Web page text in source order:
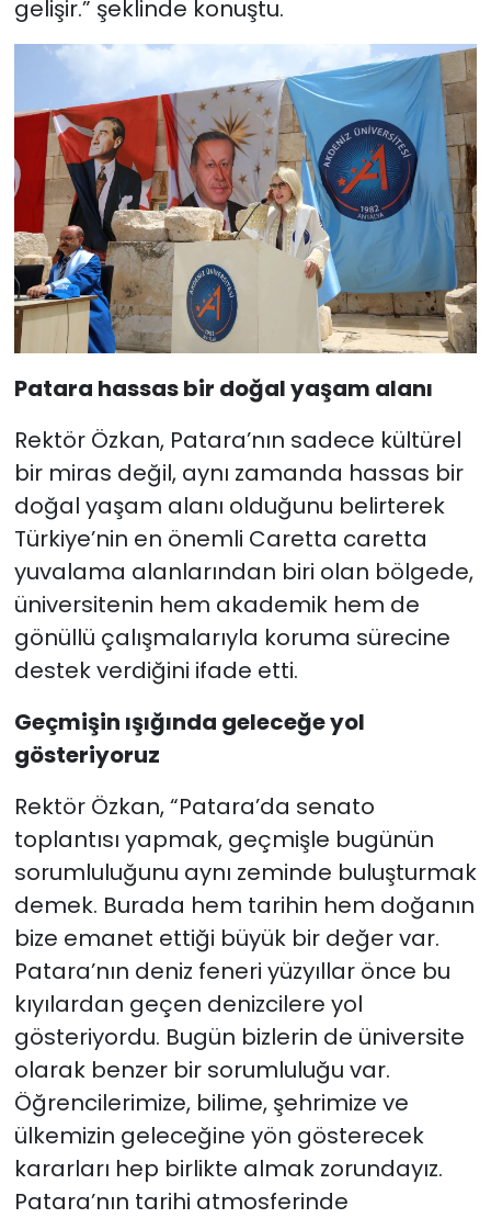
gelişir.” şeklinde konuştu.
Patara hassas bir doğal yaşam alanı
Rektör Özkan, Patara’nın sadece kültürel
bir miras değil, aynı zamanda hassas bir
doğal yaşam alanı olduğunu belirterek
Türkiye’nin en önemli Caretta caretta
yuvalama alanlarından biri olan bölgede,
üniversitenin hem akademik hem de
gönüllü çalışmalarıyla koruma sürecine
destek verdiğini ifade etti.
Geçmişin ışığında geleceğe yol
gösteriyoruz
Rektör Özkan, “Patara’da senato
toplantısı yapmak, geçmişle bugünün
sorumluluğunu aynı zeminde buluşturmak
demek. Burada hem tarihin hem doğanın
bize emanet ettiği büyük bir değer var.
Patara’nın deniz feneri yüzyıllar önce bu
kıyılardan geçen denizcilere yol
gösteriyordu. Bugün bizlerin de üniversite
olarak benzer bir sorumluluğu var.
Öğrencilerimize, bilime, şehrimize ve
ülkemizin geleceğine yön gösterecek
kararları hep birlikte almak zorundayız.
Patara’nın tarihi atmosferinde